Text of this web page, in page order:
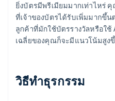
ยิ่งบัตรมีพรีเมียมมากเท่าไหร่
ที่เจ้าของบัตรได้รับเพิ่มมากขึ้
ลูกค้าที่มักใช้บัตรรางวัลหรือใช้
เฉลี่ยของคุณก็จะมีแนวโน้มสูง
วิธีทำธุรกรรม